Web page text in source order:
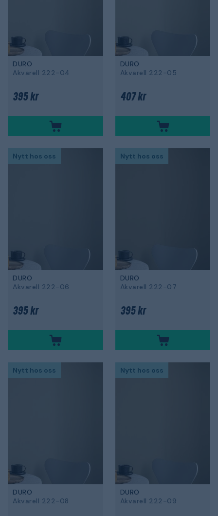
DURO
Akvarell 222-04
395 kr
DURO
Akvarell 222-05
407 kr
Nytt hos oss
DURO
Akvarell 222-06
395 kr
Nytt hos oss
DURO
Akvarell 222-07
395 kr
Nytt hos oss
DURO
Akvarell 222-08
Nytt hos oss
DURO
Akvarell 222-09